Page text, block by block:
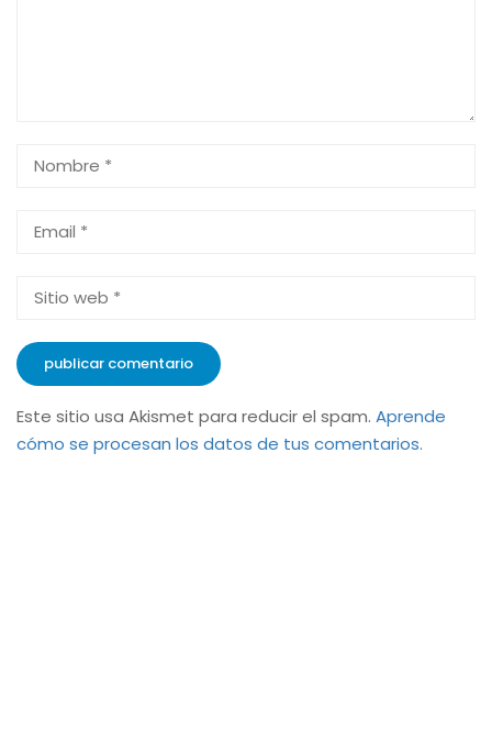
Este sitio usa Akismet para reducir el spam. Aprende
cómo se procesan los datos de tus comentarios.